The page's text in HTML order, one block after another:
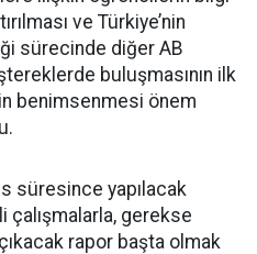
ve Türkiye’nin
sürecinde diğer AB
buluşmasının ilk
benimsenmesi önem
süresince yapılacak
gerekse
rapor başta olmak